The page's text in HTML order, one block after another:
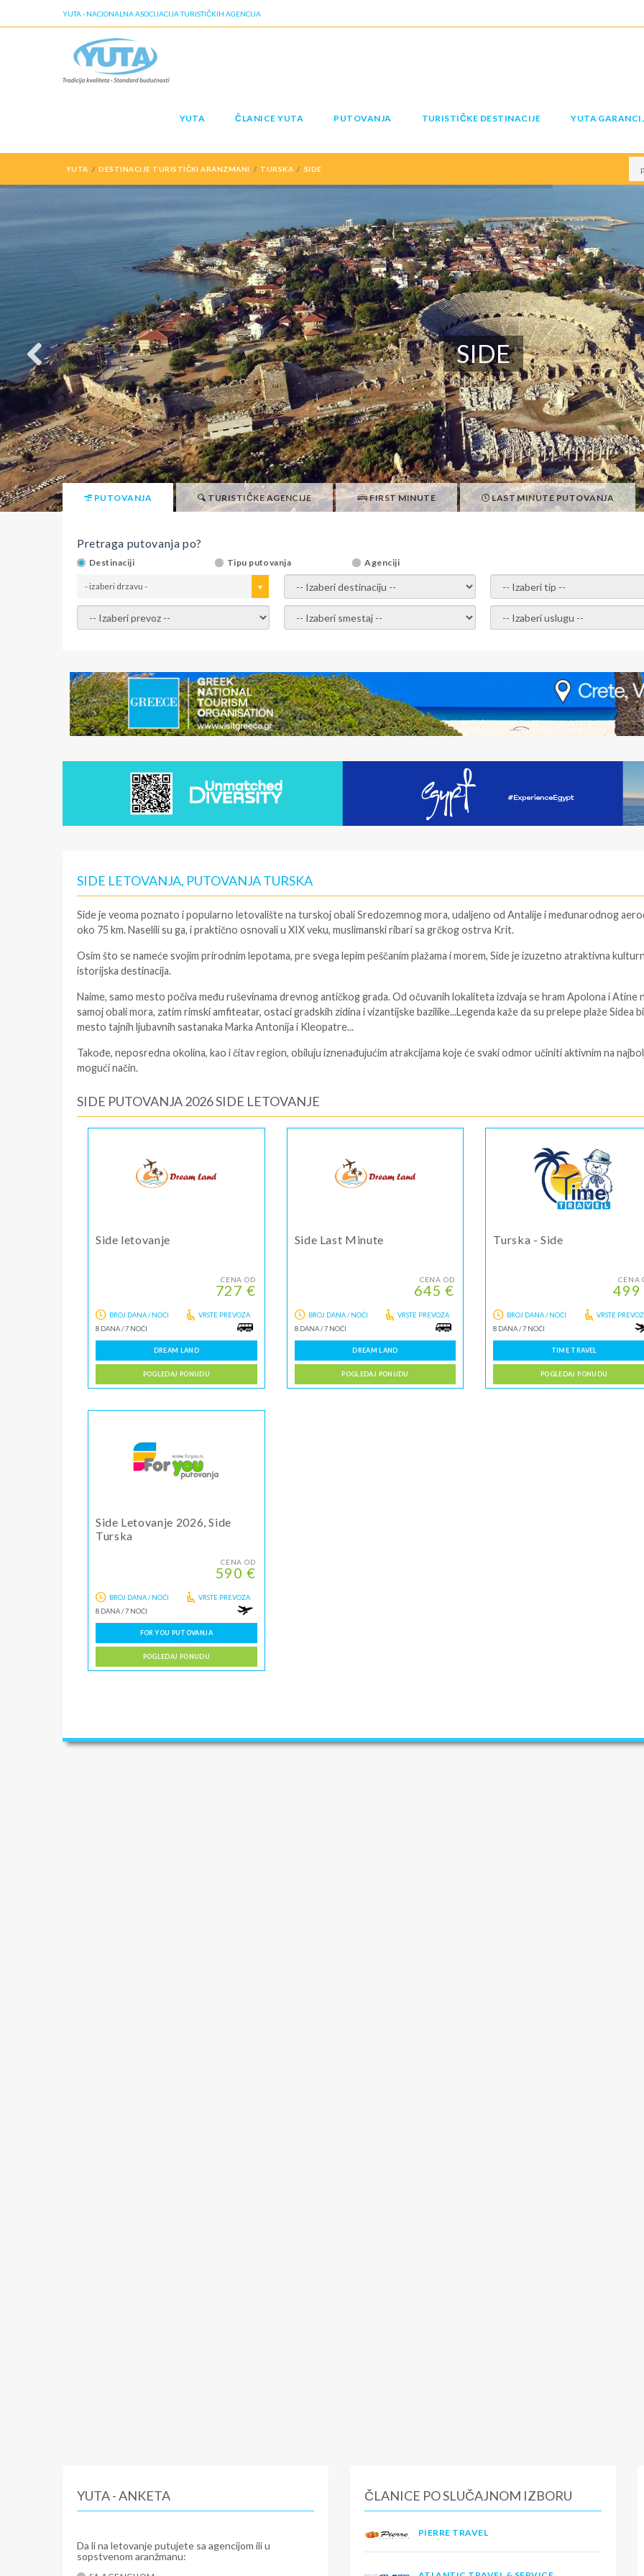
YUTA - NACIONALNA ASOCIJACIJA TURISTIČKIH AGENCIJA
YUTA ČLANICE YUTA PUTOVANJA TURISTIČKE DESTINACIJE YUTA
YUTA DESTINACIJE TURISTIČKI ARANZMANI TURSKA SIDE
SIDE
PUTOVANJA TURISTIČKE AGENCIJE FIRST MINUTE LAST MINUTE PUTOVANJA
Pretraga putovanja po?
Destinaciji Tipu putovanja Agenciji
- izaberi drzavu - - izaberi destinaciju - - izaberi tip -
- izaberi prevoz - - Izaberite smestaj - - Izaberite uslugu -
SIDE LETOVANJA, PUTOVANJA TURSKA
Side je veoma poznato i popularno letovalište na turskoj obali Sredozemnog mora, udaljeno od Antalije i međunarodnog
oko 75 km. Naselili su ga, i praktično osnovali u XIX veku, muslimanski ribari sa grčkog ostrva Krit.
Osim što se nameće svojim prirodnim lepotama, pre svega lepim peščanim plažama i morem, Side je izuzetno atraktivna
istorijska destinacija.
Naime, samo mesto počiva među ruševinama drevnog antičkog grada. Od očuvanih lokaliteta izdvaja se hram Apolona i Atine
samoj obali mora, zatim rimski amfiteatar, ostaci gradskih zidina i vizantijske bazilike...Legenda kaže da su prelepe plaže Sidea
mesto tajnih ljubavnih sastanaka Marka Antonija i Kleopatre...
Takođe, neposredna okolina, kao i čitav region, obiluju iznenađujućim atrakcijama koje će svaki odmor učiniti aktivnim na
mogući način.
SIDE PUTOVANJA 2026 SIDE LETOVANJE
Side letovanje
CENA OD
727 €
BROJ DANA / NOĆI
8 DANA/7 NOĆI
VRSTE PREVOZA
DREAM LAND
POGLEDAJ PONUDU
Side Last Minute
CENA OD
645 €
BROJ DANA / NOĆI
8 DANA/7 NOĆI
VRSTE PREVOZA
DREAM LAND
POGLEDAJ PONUDU
Turska - Side
CENA
499
BROJ DANA / NOĆI
8 DANA/7 NOĆI
VRSTE
TIME TRAVEL
POGLEDAJ PONUDU
Side Letovanje 2026, Side
Turska
CENA OD
590 €
BROJ DANA / NOĆI
8 DANA/7 NOĆI
VRSTE PREVOZA
FOR YOU PUTOVANJA
POGLEDAJ PONUDU
YUTA - ANKETA
Da li na letovanje putujete sa agencijom ili u
sopstvenom aranžmanu:
ČLANICE PO SLUČAJNOM IZBORU
PIERRE TRAVEL